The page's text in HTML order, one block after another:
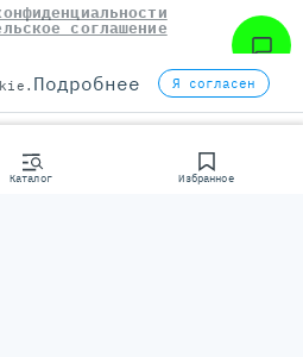
Каталог Избранное
соглашение
МОЛЛ, 2014-2026
Подробнее Я согласен